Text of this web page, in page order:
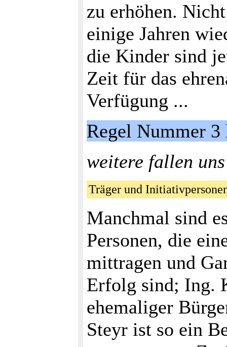
zu erhöhen.
einige Jahren
die Kinder sind
Zeit für das
Verfügung ...
Regel Nummer 3
weitere fallen
Träger und
Manchmal sind
Personen, die
mittragen und
Erfolg sind; Ing.
ehemaliger
Steyr ist so ein